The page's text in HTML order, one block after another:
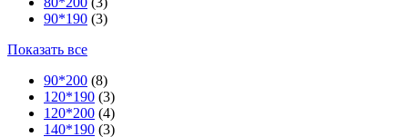
90*190 (3)
Показать все
90*200 (8)
120*190 (3)
120*200 (4)
140*190 (3)